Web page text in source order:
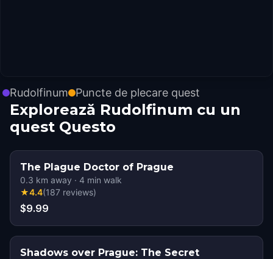
Rudolfinum Puncte de plecare quest
Explorează Rudolfinum cu un
quest Questo
The Plague Doctor of Prague
0.3 km away · 4 min walk
★4.4(187 reviews)
$9.99
Shadows over Prague: The Secret